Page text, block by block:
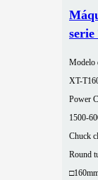
Modelo
XT-
Power
1500-
Chuck
Round